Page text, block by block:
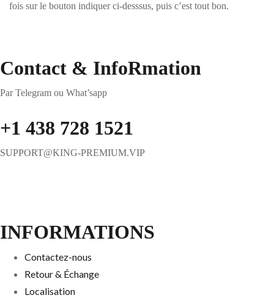
fois sur le bouton indiquer ci-desssus, puis c’est tout bon.
Contact & InfoRmation
Par Telegram ou What’sapp
+1 438 728 1521
SUPPORT@KING-PREMIUM.VIP
INFORMATIONS
Contactez-nous
Retour & Échange
Localisation